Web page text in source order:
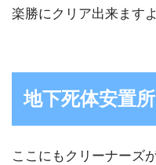
楽勝にクリア出来ますよ
地下死体安置所
ここにもクリーナーズ